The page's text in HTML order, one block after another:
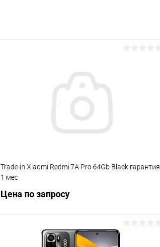
Trade-in Xiaomi Redmi 7A Pro 64Gb Black гарантия
1 мес
Цена по запросу
Запросить цену